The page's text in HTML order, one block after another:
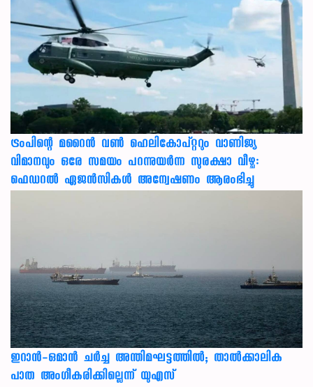
ട്രംപിന്റെ മറൈന്‍ വണ്‍ ഹെലികോപ്റ്ററും വാണിജ്യ
വിമാനവും ഒരേ സമയം പറന്നുയര്‍ന്ന സുരക്ഷാ വീഴ്ച:
ഫെഡറല്‍ ഏജന്‍സികള്‍ അന്വേഷണം ആരംഭിച്ചു
ഇറാന്‍-ഒമാന്‍ ചര്‍ച്ച അന്തിമഘട്ടത്തില്‍; താല്‍ക്കാലിക
പാത അംഗീകരിക്കില്ലെന്ന് യുഎസ്